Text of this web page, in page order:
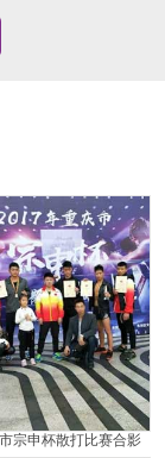
宗申杯散打比赛合影